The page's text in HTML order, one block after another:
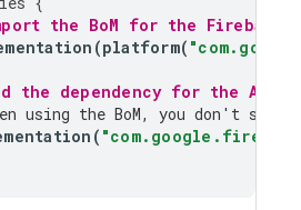
the BoM for the Firebase
(platform(
the dependency for the App
using the BoM, you don't
(